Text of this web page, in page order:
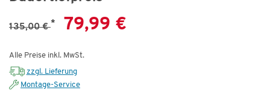
135,00 €* 79,99 €
Alle Preise inkl. MwSt.
zzgl. Lieferung
Montage-Service